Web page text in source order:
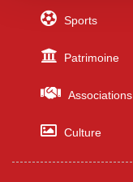
Sports
Patrimoine
Associations
Culture